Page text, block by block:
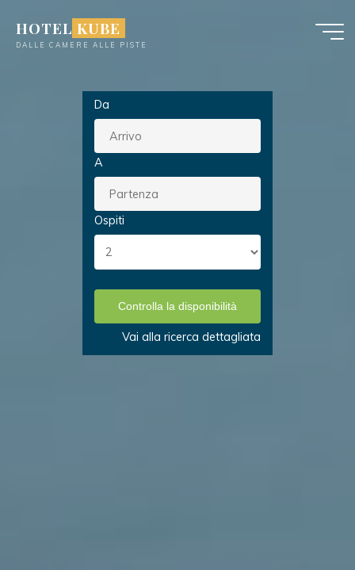
contenuto
HOTEL KUBE
DALLE CAMERE ALLE PISTE
Da
A
Ospiti
Controlla la disponibilità
Vai alla ricerca dettagliata